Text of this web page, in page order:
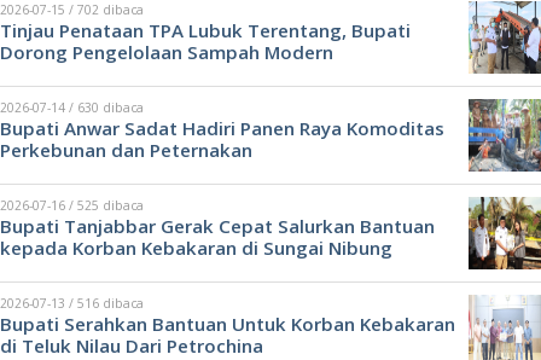
2026-07-15 / 702 dibaca
Tinjau Penataan TPA Lubuk Terentang, Bupati
Dorong Pengelolaan Sampah Modern
2026-07-14 / 630 dibaca
Bupati Anwar Sadat Hadiri Panen Raya Komoditas
Perkebunan dan Peternakan
2026-07-16 / 525 dibaca
Bupati Tanjabbar Gerak Cepat Salurkan Bantuan
kepada Korban Kebakaran di Sungai Nibung
2026-07-13 / 516 dibaca
Bupati Serahkan Bantuan Untuk Korban Kebakaran
di Teluk Nilau Dari Petrochina